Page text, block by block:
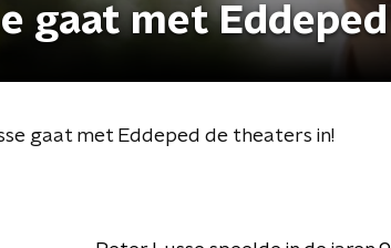
gaat met
gaat met Eddeped de theaters in!